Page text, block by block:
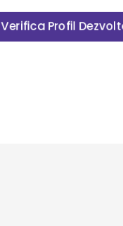
Verifica Profil